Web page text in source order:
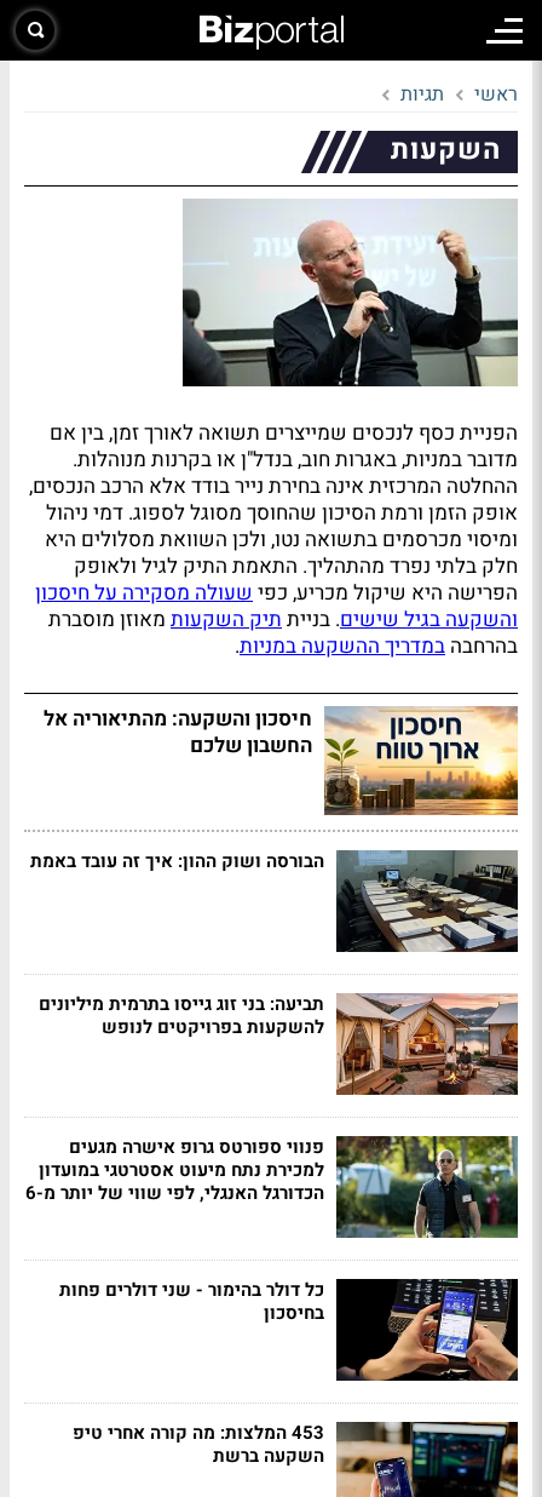
ראשי תגיות
השקעות
הפניית כסף לנכסים שמייצרים תשואה לאורך זמן, בין אם
מדובר במניות, באגרות חוב, בנדל"ן או בקרנות מנוהלות.
ההחלטה המרכזית אינה בחירת נייר בודד אלא הרכב הנכסים,
אופק הזמן ורמת הסיכון שהחוסך מסוגל לספוג. דמי ניהול
ומיסוי מכרסמים בתשואה נטו, ולכן השוואת מסלולים היא
חלק בלתי נפרד מהתהליך. התאמת התיק לגיל ולאופק
הפרישה היא שיקול מכריע, כפישעולה מסקירה על חיסכון
והשקעה בגיל שישים. בנייתתיק השקעות מאוזן מוסברת
בהרחבה במדריך ההשקעה במניות.
חיסכון והשקעה: מהתיאוריה אל
החשבון שלכם
הבורסה ושוק ההון: איך זה עובד באמת
תביעה: בני זוג גייסו בתרמית מיליונים
להשקעות בפרויקטים לנופש
פנווי ספורטס גרופ אישרה מגעים
למכירת נתח מיעוט אסטרטגי במועדון
הכדורגל האנגלי, לפי שווי של יותר מ-6
כל דולר בהימור - שני דולרים פחות
בחיסכון
453 המלצות: מה קורה אחרי טיפ
השקעה ברשת